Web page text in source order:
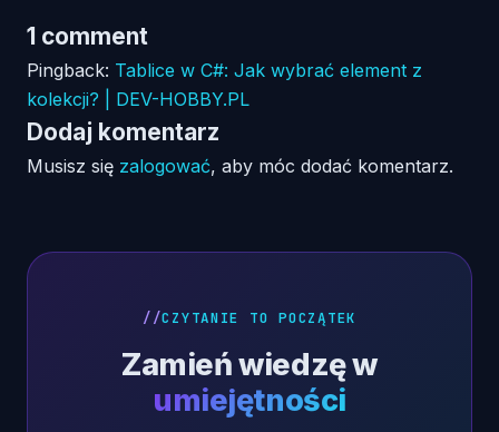
1 comment
Pingback: Tablice w C#: Jak wybrać element z
kolekcji? | DEV-HOBBY.PL
Dodaj komentarz
Musisz się zalogować, aby móc dodać komentarz.
CZYTANIE TO POCZĄTEK
Zamień wiedzę w
umiejętności